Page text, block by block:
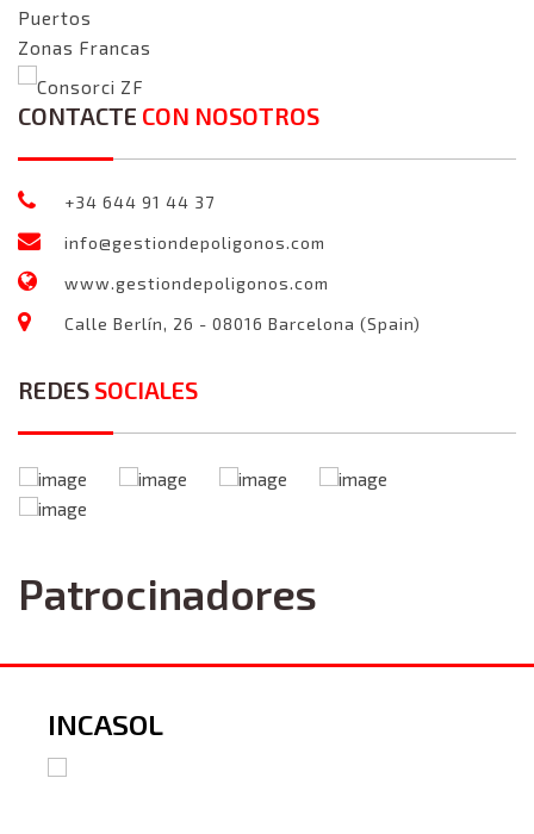
Puertos
Zonas Francas
Consorci ZF
CONTACTE CON NOSOTROS
+34 644 91 44 37
info@gestiondepoligonos.com
www.gestiondepoligonos.com
Calle Berlín, 26 - 08016 Barcelona (Spain)
REDES SOCIALES
Patrocinadores
INCASOL